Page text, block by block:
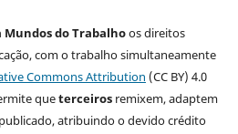
Mundos do Trabalhoos direitos
com o trabalho simultaneamente
Commons Attribution (CC BY) 4.0
queterceirosremixem, adaptem
atribuindo o devido crédito